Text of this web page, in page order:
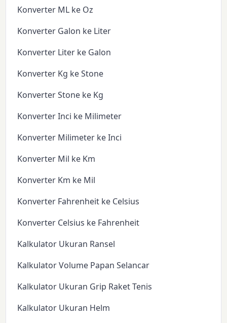
Konverter ML ke Oz
Konverter Galon ke Liter
Konverter Liter ke Galon
Konverter Kg ke Stone
Konverter Stone ke Kg
Konverter Inci ke Milimeter
Konverter Milimeter ke Inci
Konverter Mil ke Km
Konverter Km ke Mil
Konverter Fahrenheit ke Celsius
Konverter Celsius ke Fahrenheit
Kalkulator Ukuran Ransel
Kalkulator Volume Papan Selancar
Kalkulator Ukuran Grip Raket Tenis
Kalkulator Ukuran Helm